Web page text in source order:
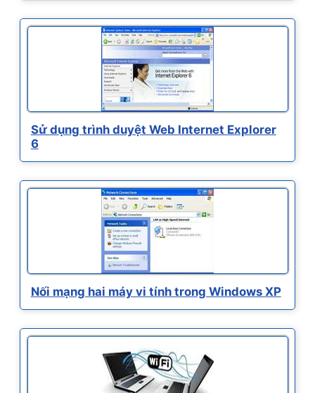
Sử dụng trình duyệt Web Internet Explorer
6
Nối mạng hai máy vi tính trong Windows XP